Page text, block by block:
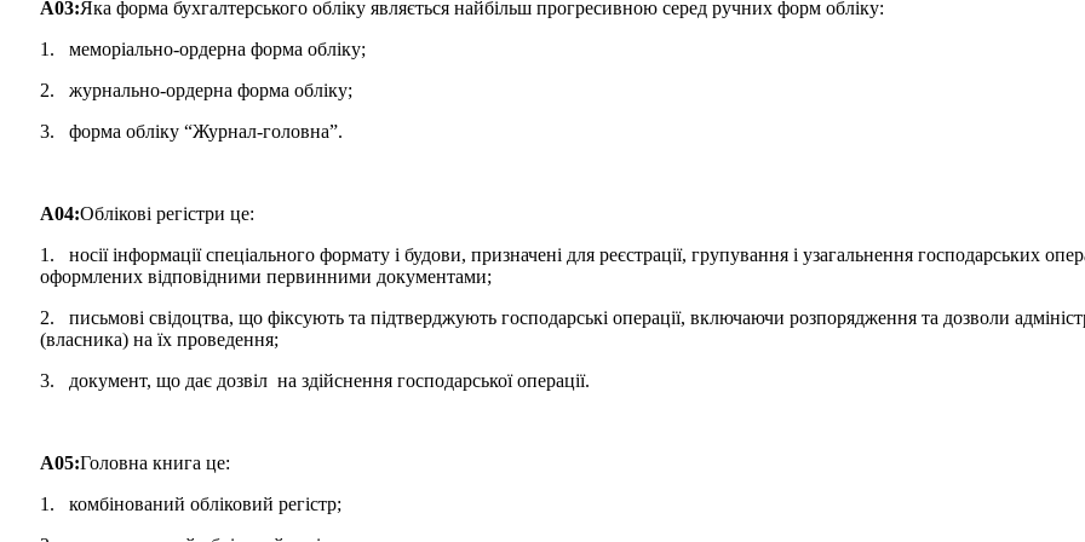
A03:Яка форма бухгалтерського обліку являється найбільш прогресивною серед ручних форм обліку:
1. меморіально-ордерна форма обліку;
2. журнально-ордерна форма обліку;
3. форма обліку “Журнал-головна”.
A04:Облікові регістри це:
1. носії інформації спеціального формату і будови, призначені для реєстрації, групування і узагальнення господарських
оформлених відповідними первинними документами;
2. письмові свідоцтва, що фіксують та підтверджують господарські операції, включаючи розпорядження та дозволи
(власника) на їх проведення;
3. документ, що дає дозвіл на здійснення господарської операції.
A05:Головна книга це:
1. комбінований обліковий регістр;